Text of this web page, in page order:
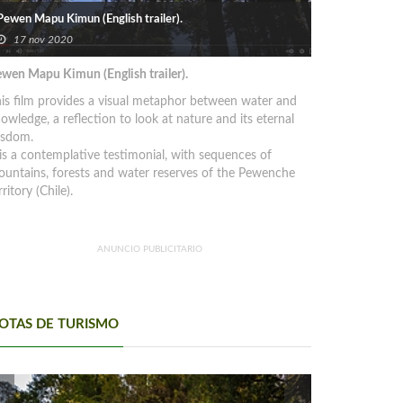
Mapu Kimun (English trailer).
17 nov 2020
Mapu Kimun (English trailer).
film provides a visual metaphor between water and
a reflection to look at nature and its eternal
a contemplative testimonial, with sequences of
forests and water reserves of the Pewenche
(Chile).
ANUNCIO PUBLICITARIO
DE TURISMO